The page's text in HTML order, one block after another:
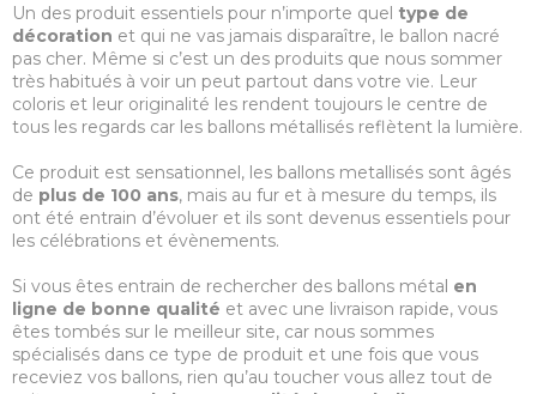
Un des produit essentiels pour n’importe quel type de
décoration et qui ne vas jamais disparaître, le ballon nacré
pas cher. Même si c’est un des produits que nous sommer
très habitués à voir un peut partout dans votre vie. Leur
coloris et leur originalité les rendent toujours le centre de
tous les regards car les ballons métallisés reflètent la lumière.
Ce produit est sensationnel, les ballons metallisés sont âgés
de plus de 100 ans, mais au fur et à mesure du temps, ils
ont été entrain d’évoluer et ils sont devenus essentiels pour
les célébrations et évènements.
Si vous êtes entrain de rechercher des ballons métal en
ligne de bonne qualité et avec une livraison rapide, vous
êtes tombés sur le meilleur site, car nous sommes
spécialisés dans ce type de produit et une fois que vous
receviez vos ballons, rien qu’au toucher vous allez tout de